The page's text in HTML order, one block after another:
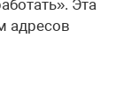
Эта
адресов